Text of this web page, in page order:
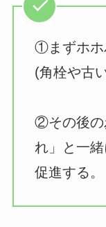
①まずホホ
(角栓や古
②その後の
れ」と一
促進する。